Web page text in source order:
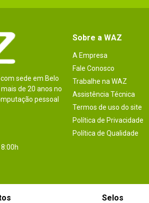
sede em Belo
de 20 anos no
pessoal
Sobre a WAZ
A Empresa
Fale Conosco
Trabalhe na WAZ
Assistência Técnica
Termos de uso do site
Política de Privacidade
Política de Qualidade
Selos